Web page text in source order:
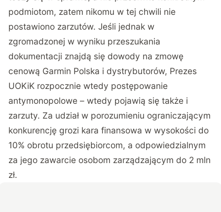
podmiotom, zatem nikomu w tej chwili nie
postawiono zarzutów. Jeśli jednak w
zgromadzonej w wyniku przeszukania
dokumentacji znajdą się dowody na zmowę
cenową Garmin Polska i dystrybutorów, Prezes
UOKiK rozpocznie wtedy postępowanie
antymonopolowe – wtedy pojawią się także i
zarzuty. Za udział w porozumieniu ograniczającym
konkurencję grozi kara finansowa w wysokości do
10% obrotu przedsiębiorcom, a odpowiedzialnym
za jego zawarcie osobom zarządzającym do 2 mln
zł.